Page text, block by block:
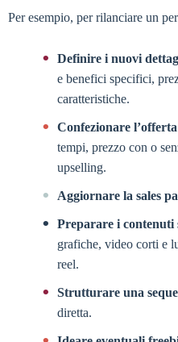
Per esempio, per rilanciare un
Definire i nuovi
e benefici specifici,
caratteristiche.
Confezionare
tempi, prezzo con o
upselling.
Aggiornare la sales
Preparare i contenuti
grafiche, video corti e
reel.
Strutturare una
diretta.